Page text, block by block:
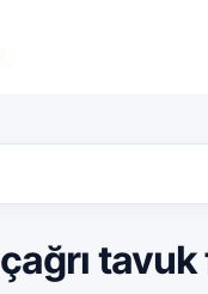
çağrı tavuk